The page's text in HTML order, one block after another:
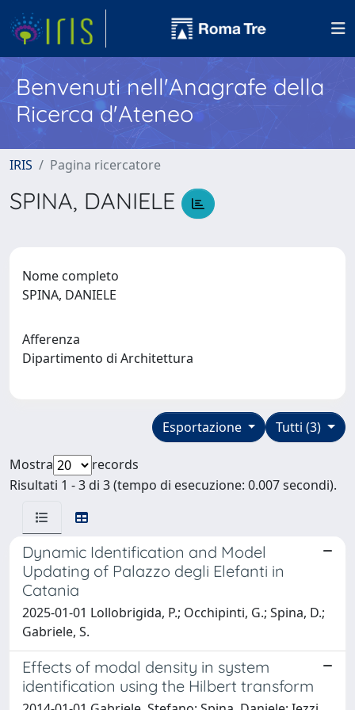
Benvenuti nell'Anagrafe della
Ricerca d'Ateneo
IRIS Pagina ricercatore
SPINA, DANIELE
Nome completo
SPINA, DANIELE
Afferenza
Dipartimento di Architettura
Tutti (3)
Esportazione
Mostra
records
Risultati 1 - 3 di 3 (tempo di esecuzione: 0.007 secondi).
Dynamic Identification and Model
Updating of Palazzo degli Elefanti in
Catania
2025-01-01 Lollobrigida, P.; Occhipinti, G.; Spina, D.;
Gabriele, S.
Effects of modal density in system
identification using the Hilbert transform